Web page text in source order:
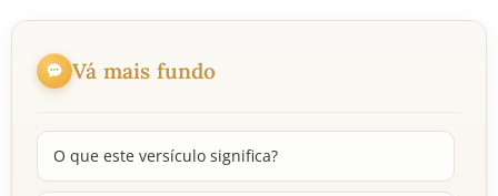
Vá mais fundo
O que este versículo significa?